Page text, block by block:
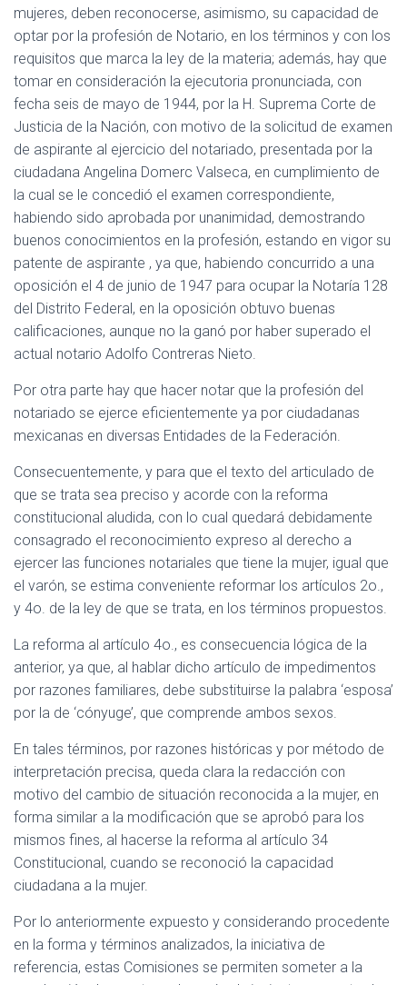
mujeres, deben reconocerse, asimismo, su capacidad de
optar por la profesión de Notario, en los términos y con los
requisitos que marca la ley de la materia; además, hay que
tomar en consideración la ejecutoria pronunciada, con
fecha seis de mayo de 1944, por la H. Suprema Corte de
Justicia de la Nación, con motivo de la solicitud de examen
de aspirante al ejercicio del notariado, presentada por la
ciudadana Angelina Domerc Valseca, en cumplimiento de
la cual se le concedió el examen correspondiente,
habiendo sido aprobada por unanimidad, demostrando
buenos conocimientos en la profesión, estando en vigor su
patente de aspirante , ya que, habiendo concurrido a una
oposición el 4 de junio de 1947 para ocupar la Notaría 128
del Distrito Federal, en la oposición obtuvo buenas
calificaciones, aunque no la ganó por haber superado el
actual notario Adolfo Contreras Nieto.
Por otra parte hay que hacer notar que la profesión del
notariado se ejerce eficientemente ya por ciudadanas
mexicanas en diversas Entidades de la Federación.
Consecuentemente, y para que el texto del articulado de
que se trata sea preciso y acorde con la reforma
constitucional aludida, con lo cual quedará debidamente
consagrado el reconocimiento expreso al derecho a
ejercer las funciones notariales que tiene la mujer, igual que
el varón, se estima conveniente reformar los artículos 2o.,
y 4o. de la ley de que se trata, en los términos propuestos.
La reforma al artículo 4o., es consecuencia lógica de la
anterior, ya que, al hablar dicho artículo de impedimentos
por razones familiares, debe substituirse la palabra ‘esposa’
por la de ‘cónyuge’, que comprende ambos sexos.
En tales términos, por razones históricas y por método de
interpretación precisa, queda clara la redacción con
motivo del cambio de situación reconocida a la mujer, en
forma similar a la modificación que se aprobó para los
mismos fines, al hacerse la reforma al artículo 34
Constitucional, cuando se reconoció la capacidad
ciudadana a la mujer.
Por lo anteriormente expuesto y considerando procedente
en la forma y términos analizados, la iniciativa de
referencia, estas Comisiones se permiten someter a la